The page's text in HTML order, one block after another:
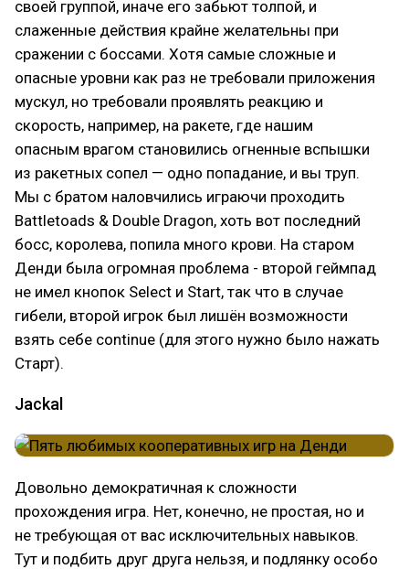
своей группой, иначе его забьют толпой, и
слаженные действия крайне желательны при
сражении с боссами. Хотя самые сложные и
опасные уровни как раз не требовали приложения
мускул, но требовали проявлять реакцию и
скорость, например, на ракете, где нашим
опасным врагом становились огненные вспышки
из ракетных сопел — одно попадание, и вы труп.
Мы с братом наловчились играючи проходить
Battletoads & Double Dragon, хоть вот последний
босс, королева, попила много крови. На старом
Денди была огромная проблема - второй геймпад
не имел кнопок Select и Start, так что в случае
гибели, второй игрок был лишён возможности
взять себе continue (для этого нужно было нажать
Старт).
Jackal
Довольно демократичная к сложности
прохождения игра. Нет, конечно, не простая, но и
не требующая от вас исключительных навыков.
Тут и подбить друг друга нельзя, и подлянку особо